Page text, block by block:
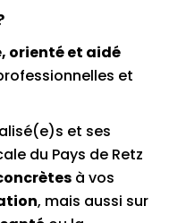
orienté et aidé
et
et ses
du Pays de Retz
à vos
, mais aussi sur